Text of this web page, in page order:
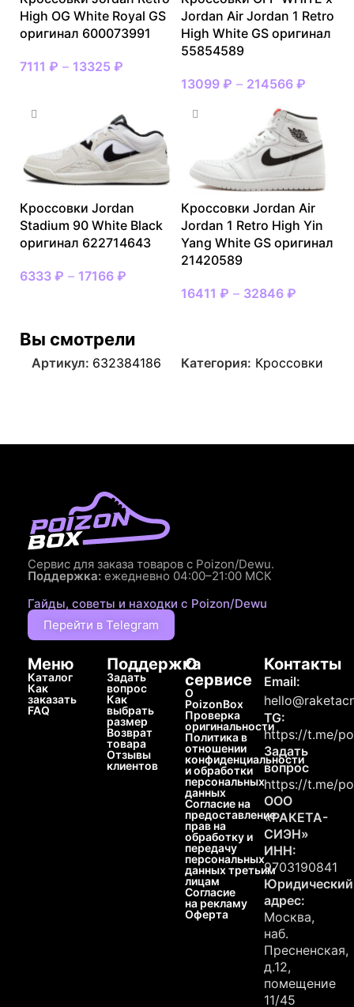
High OG White Royal GS
оригинал 600073991
7111 ₽ – 13325 ₽
Jordan Air Jordan 1 Retro
High White GS оригинал
55854589
13099 ₽ – 214566 ₽
Кроссовки Jordan
Stadium 90 White Black
оригинал 622714643
6333 ₽ – 17166 ₽
Кроссовки Jordan Air
Jordan 1 Retro High Yin
Yang White GS оригинал
21420589
16411 ₽ – 32846 ₽
Вы смотрели
Артикул: 632384186 Категория: Кроссовки
Сервис для заказа товаров с Poizon/Dewu.
Поддержка: ежедневно 04:00–21:00 МСК
Гайды, советы и находки с Poizon/Dewu
Перейти в Telegram
Меню
Каталог
Как
заказать
FAQ
Поддержка
Задать
вопрос
Как
выбрать
размер
Возврат
товара
Отзывы
клиентов
О
сервисе
О
PoizonBox
Проверка
оригинальности
Политика в
отношении
конфиденциальности
и обработки
персональных
данных
Согласие на
предоставление
прав на
обработку и
передачу
персональных
данных третьим
лицам
Согласие
на рекламу
Оферта
Контакты
Email:
TG:
https://t.me/
Задать
вопрос
https://t.me/
ООО
«РАКЕТА-
СИЭН»
ИНН:
9703190841
Юридический
адрес:
Москва,
наб.
Пресненская,
д.12,
помещение
11/45